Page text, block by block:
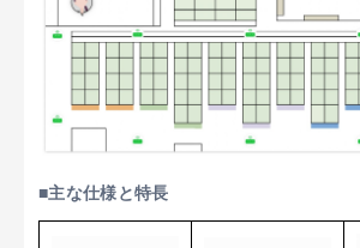
■主な仕様と特長